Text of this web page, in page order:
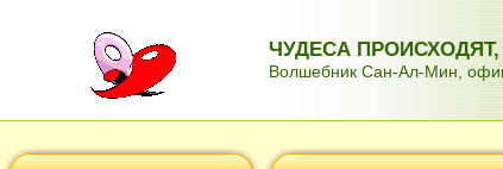
ЧУДЕСА
Волшебник Сан-Ал-Мин,